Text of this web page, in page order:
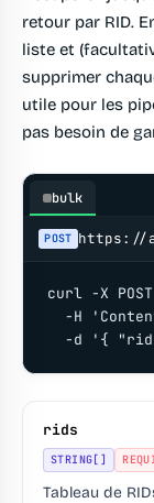
retour par RID.
liste et
supprimer
utile pour les
pas besoin de
bulk
POST https://
curl -X
-H
-d '{
rids
STRING[]
Tableau de